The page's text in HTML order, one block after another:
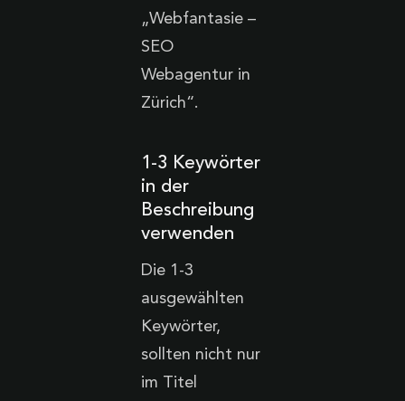
„Webfantasie –
SEO
Webagentur in
Zürich“.‍
1-3 Keywörter
in der
Beschreibung
verwenden
Die 1-3
ausgewählten
Keywörter,
sollten nicht nur
im Titel